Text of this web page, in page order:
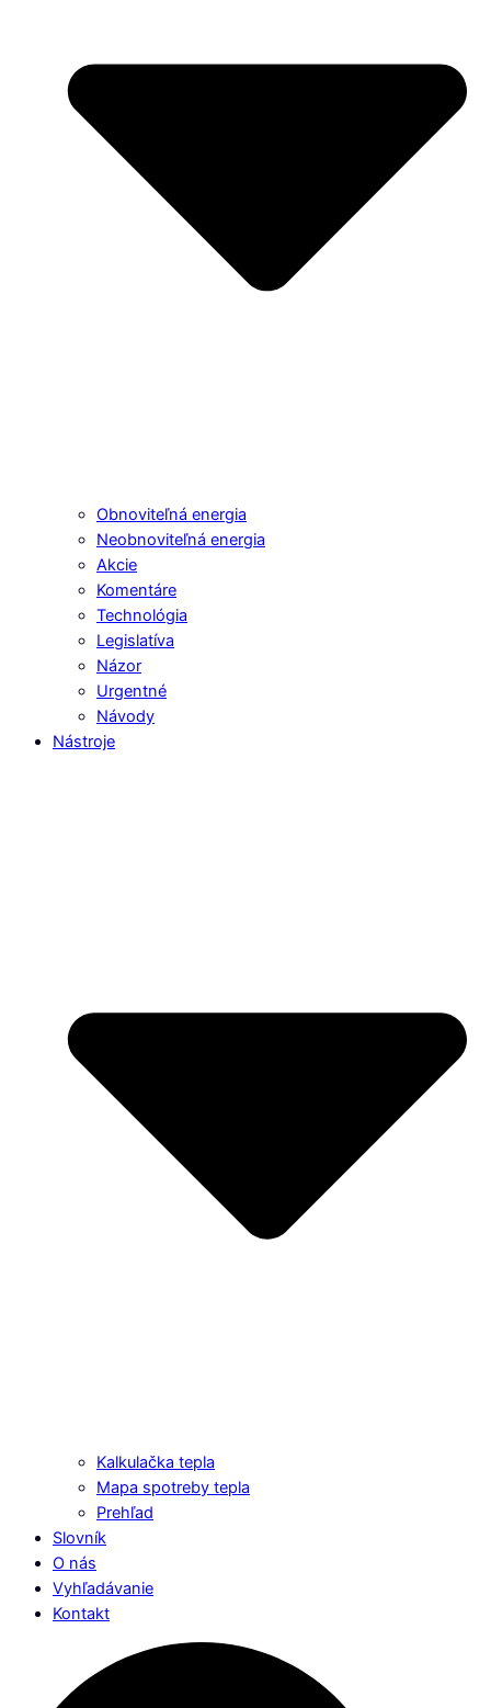
Obnoviteľná energia
Neobnoviteľná energia
Akcie
Komentáre
Technológia
Legislatíva
Názor
Urgentné
Návody
Nástroje
Kalkulačka tepla
Mapa spotreby tepla
Prehľad
Slovník
O nás
Vyhľadávanie
Kontakt